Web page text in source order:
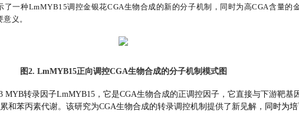
一种LmMYB15调控金银花CGA生物合成的新的分子机制，同时为高CGA含量的
义。
图2. LmMYB15正向调控CGA生物合成的分子机制模式图
MYB转录因子LmMYB15，它是CGA生物合成的正调控因子，它直接与下游靶基
和苯丙素代谢。该研究为CGA生物合成的转录调控机制提供了新见解， 同时为